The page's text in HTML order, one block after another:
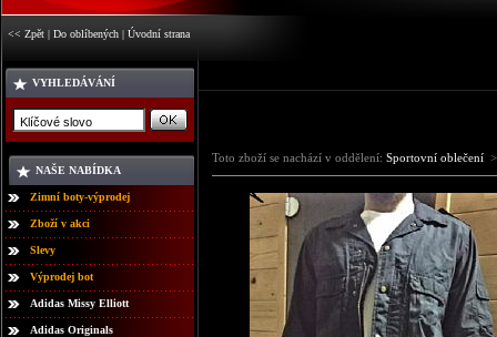
<< Zpět | Do oblíbených | Úvodní strana
VYHLEDÁVÁNÍ
NAŠE NABÍDKA
Zimní boty-výprodej
Zboží v akci
Slevy
Výprodej bot
Adidas Missy Elliott
Adidas Originals
Toto zboží se nachází v oddělení: Sportovní oblečení